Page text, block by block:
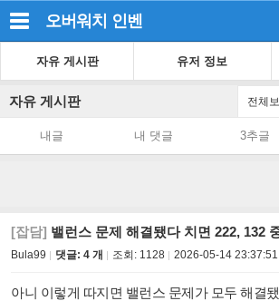
오버워치 인벤
자유 게시판 유저 정보
자유 게시판 전체
내글 내 댓글 3추글
[잡담] 밸런스 문제 해결됐다 치면 222, 132
Bula99 댓글: 4 개 조회: 1128 2026-05-14 23:37:51
아니 이렇게 따지면 밸런스 문제가 모두 해결